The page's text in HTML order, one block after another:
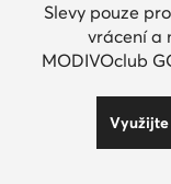
Slevy pouze
vrácení a
MODIVOclub
Využijte